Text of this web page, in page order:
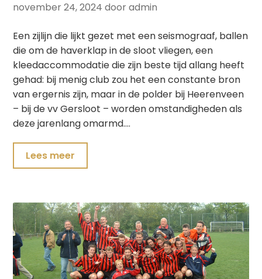
november 24, 2024 door admin
Een zijlijn die lijkt gezet met een seismograaf, ballen
die om de haverklap in de sloot vliegen, een
kleedaccommodatie die zijn beste tijd allang heeft
gehad: bij menig club zou het een constante bron
van ergernis zijn, maar in de polder bij Heerenveen
– bij de vv Gersloot – worden omstandigheden als
deze jarenlang omarmd….
Lees meer